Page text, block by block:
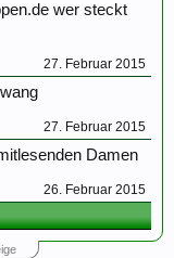
wer steckt
27. Februar 2015
27. Februar 2015
Damen
26. Februar 2015